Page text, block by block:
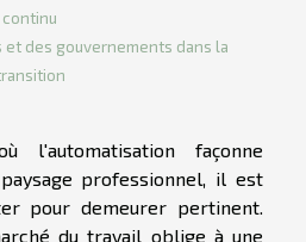
continu
des gouvernements dans la
l'automatisation façonne
professionnel, il est
pour demeurer pertinent.
du travail oblige à une